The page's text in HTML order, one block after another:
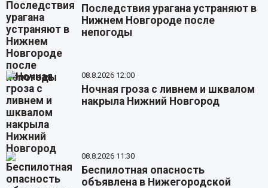
Последствия урагана устраняют в
Нижнем Новгороде после
непогоды
08.8.2026 12:00
Ночная гроза с ливнем и шквалом
накрыла Нижний Новгород
08.8.2026 11:30
Беспилотная опасность
объявлена в Нижегородской